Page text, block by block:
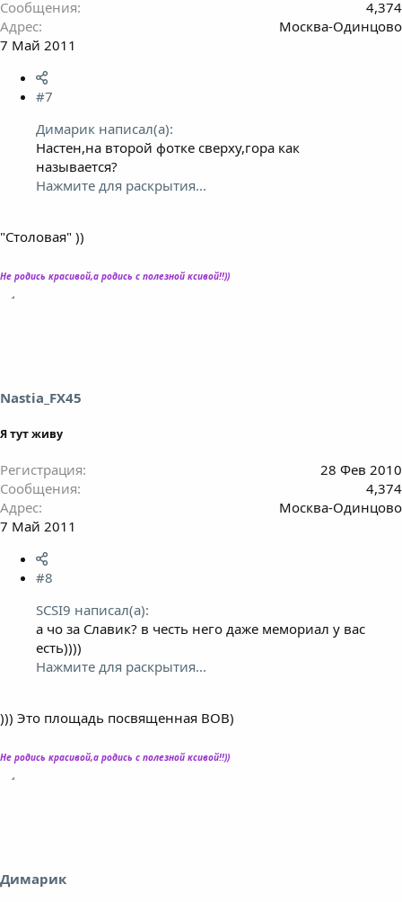
Сообщения
4,374
Адрес
Москва-Одинцово
7 Май 2011
#7
Димарик написал(а):
Настен,на второй фотке сверху,гора как
называется?
Нажмите для раскрытия...
"Столовая" ))
Не родись красивой,а родись с полезной ксивой!!))
Nastia_FX45
Я тут живу
Регистрация
28 Фев 2010
Сообщения
4,374
Адрес
Москва-Одинцово
7 Май 2011
#8
SCSI9 написал(а):
а чо за Славик? в честь него даже мемориал у вас
есть))))
Нажмите для раскрытия...
))) Это площадь посвященная ВОВ)
Не родись красивой,а родись с полезной ксивой!!))
Димарик